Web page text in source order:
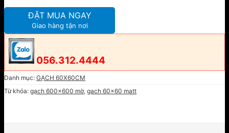
ĐẶT MUA NGAY
Giao hàng tận nơi
056.312.4444
Danh mục: GẠCH 60X60CM
Từ khóa: gạch 600x600 mờ, gach 60x60 matt